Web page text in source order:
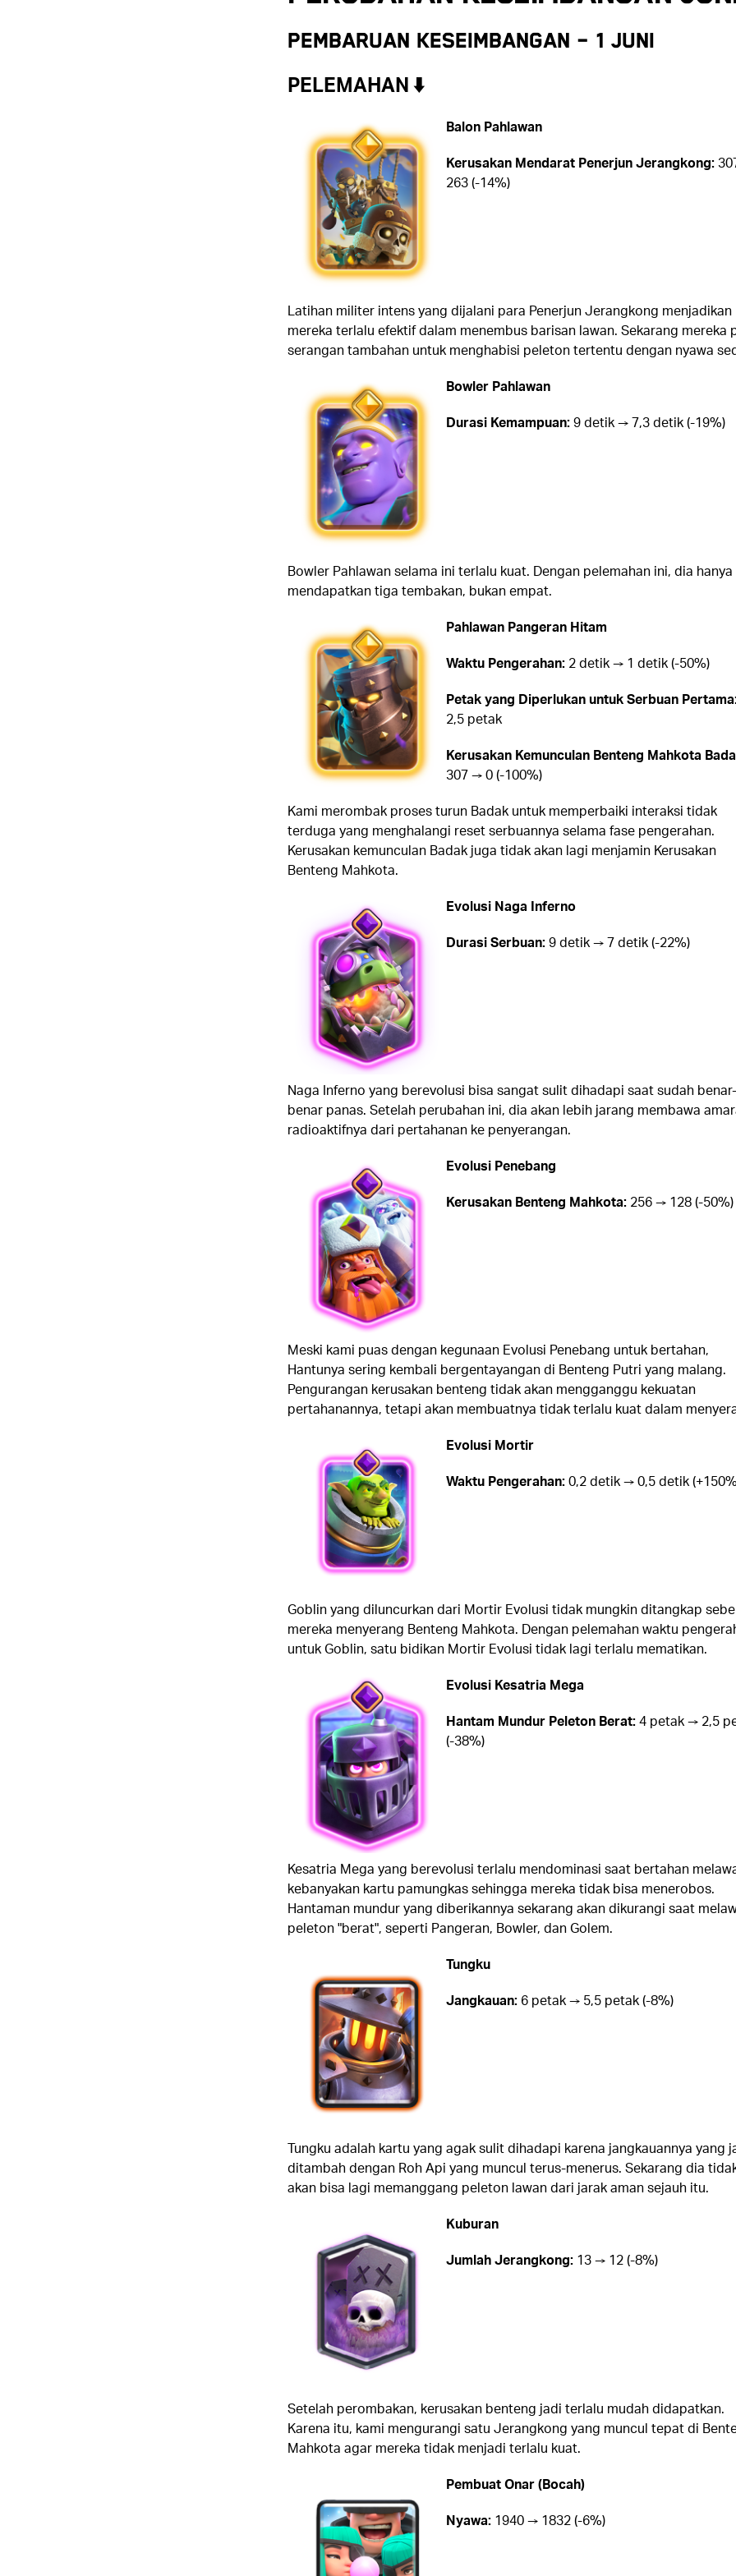
Pembaruan Keseimbangan – 1 Juni
PELEMAHAN ⬇️
Balon Pahlawan
Kerusakan Mendarat Penerjun Jerangkong:
263 (-14%)
Latihan militer intens yang dijalani para Penerjun Jerangkong menjadikan
mereka terlalu efektif dalam menembus barisan lawan. Sekarang mereka
serangan tambahan untuk menghabisi peleton tertentu dengan nyawa
Bowler Pahlawan
Durasi Kemampuan:9 detik → 7,3 detik (-19%)
Bowler Pahlawan selama ini terlalu kuat. Dengan pelemahan ini, dia hanya
mendapatkan tiga tembakan, bukan empat.
Pahlawan Pangeran Hitam
Waktu Pengerahan:2 detik → 1 detik (-50%)
Petak yang Diperlukan untuk Serbuan
2,5 petak
Kerusakan Kemunculan Benteng Mahkota
307 → 0 (-100%)
Kami merombak proses turun Badak untuk memperbaiki interaksi tidak
terduga yang menghalangi reset serbuannya selama fase pengerahan.
Kerusakan kemunculan Badak juga tidak akan lagi menjamin Kerusakan
Benteng Mahkota.
Evolusi Naga Inferno
Durasi Serbuan:9 detik → 7 detik (-22%)
Naga Inferno yang berevolusi bisa sangat sulit dihadapi saat sudah benar-
benar panas. Setelah perubahan ini, dia akan lebih jarang membawa
radioaktifnya dari pertahanan ke penyerangan.
Evolusi Penebang
Kerusakan Benteng Mahkota:256 → 128 (-50%)
Meski kami puas dengan kegunaan Evolusi Penebang untuk bertahan,
Hantunya sering kembali bergentayangan di Benteng Putri yang malang.
Pengurangan kerusakan benteng tidak akan mengganggu kekuatan
pertahanannya, tetapi akan membuatnya tidak terlalu kuat dalam
Evolusi Mortir
Waktu Pengerahan:0,2 detik → 0,5 detik
Goblin yang diluncurkan dari Mortir Evolusi tidak mungkin ditangkap
mereka menyerang Benteng Mahkota. Dengan pelemahan waktu
untuk Goblin, satu bidikan Mortir Evolusi tidak lagi terlalu mematikan.
Evolusi Kesatria Mega
Hantam Mundur Peleton Berat:4 petak → 2,5
(-38%)
Kesatria Mega yang berevolusi terlalu mendominasi saat bertahan
kebanyakan kartu pamungkas sehingga mereka tidak bisa menerobos.
Hantaman mundur yang diberikannya sekarang akan dikurangi saat
peleton "berat", seperti Pangeran, Bowler, dan Golem.
Tungku
Jangkauan:6 petak → 5,5 petak (-8%)
Tungku adalah kartu yang agak sulit dihadapi karena jangkauannya yang
ditambah dengan Roh Api yang muncul terus-menerus. Sekarang dia
akan bisa lagi memanggang peleton lawan dari jarak aman sejauh itu.
Kuburan
Jumlah Jerangkong:13 → 12 (-8%)
Setelah perombakan, kerusakan benteng jadi terlalu mudah didapatkan.
Karena itu, kami mengurangi satu Jerangkong yang muncul tepat di
Mahkota agar mereka tidak menjadi terlalu kuat.
Pembuat Onar (Bocah)
Nyawa:1940 → 1832 (-6%)